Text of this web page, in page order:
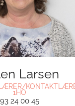
Larsen
1HO
93 24 00 45